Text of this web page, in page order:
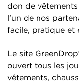
don de vêtements
l’un de nos
facile, pratique et
Le site
ouvert tous les
vêtements,